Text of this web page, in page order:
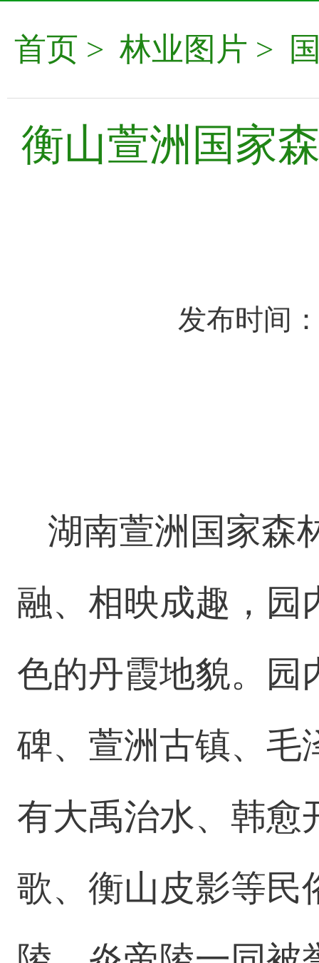
首页 > 林业图片 >
衡山萱洲国家
发布时间
湖南萱洲国家森
融、相映成趣，园
色的丹霞地貌。园
碑、萱洲古镇、毛
有大禹治水、韩愈
歌、衡山皮影等民